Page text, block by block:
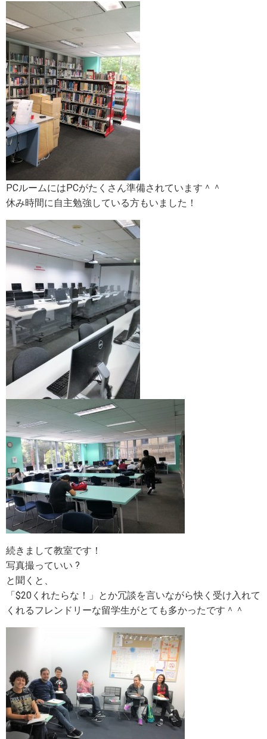
PCルームにはPCがたくさん準備されています＾＾
休み時間に自主勉強している方もいました！
続きまして教室です！
写真撮っていい ?
と聞くと、
「$20くれたらな！」とか冗談を言いながら快く受け入れて
くれるフレンドリーな留学生がとても多かったです＾＾